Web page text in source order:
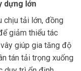
dựng lớn
chịu tải lớn, đồng
giảm thiểu tác
giúp gia tăng độ
tán tải trọng xuống